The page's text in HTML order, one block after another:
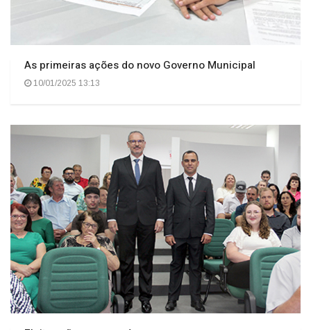
As primeiras ações do novo Governo Municipal
10/01/2025 13:13